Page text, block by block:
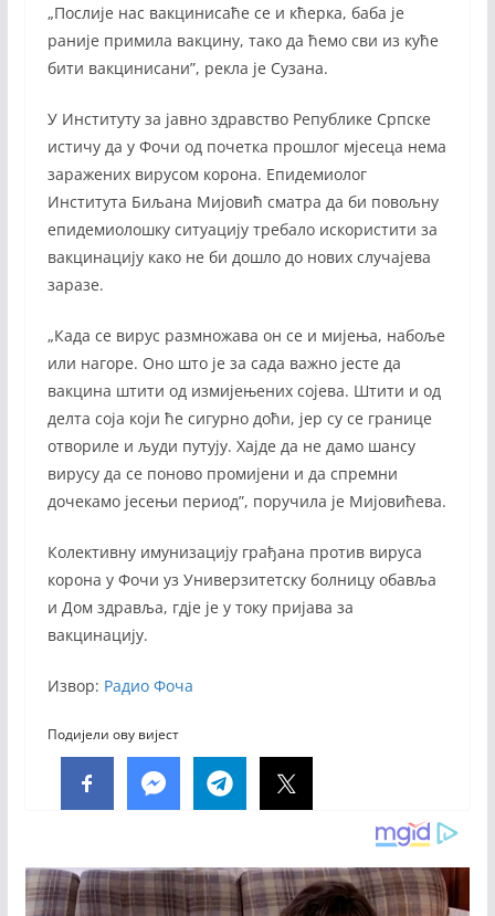
„Послије нас вакцинисаће се и кћерка, баба је
раније примила вакцину, тако да ћемо сви из куће
бити вакцинисани”, рекла је Сузана.
У Институту за јавно здравство Републике Српске
истичу да у Фочи од почетка прошлог мјесеца нема
заражених вирусом корона. Епидемиолог
Института Биљана Мијовић сматра да би повољну
епидемиолошку ситуацију требало искористити за
вакцинацију како не би дошло до нових случајева
заразе.
„Када се вирус размножава он се и мијења, набоље
или нагоре. Оно што је за сада важно јесте да
вакцина штити од измијењених сојева. Штити и од
делта соја који ће сигурно доћи, јер су се границе
отвориле и људи путују. Хајде да не дамо шансу
вирусу да се поново промијени и да спремни
дочекамо јесењи период”, поручила је Мијовићева.
Колективну имунизацију грађана против вируса
корона у Фочи уз Универзитетску болницу обавља
и Дом здравља, гдје је у току пријава за
вакцинацију.
Извор: Радио Фоча
Подијели ову вијест